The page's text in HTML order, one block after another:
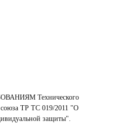
Технического
союза ТР ТС 019/2011 "О
защиты".